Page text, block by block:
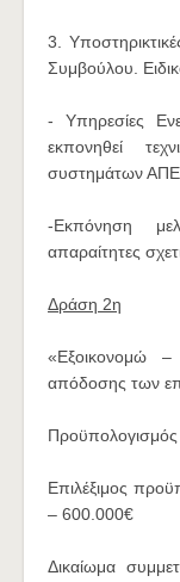
3.
Συμβούλου.
- Υπηρεσίες
εκπονηθεί
συστημάτων
-Εκπόνηση
απαραίτητες
Δράση 2η
«Εξοικονομώ –
απόδοσης των
Eπιλέξιμος
– 600.000€
Δικαίωμα